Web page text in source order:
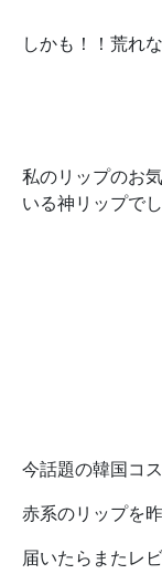
しかも！！荒れ
私のリップのお
いる神リップで
今話題の韓国コ
赤系のリップを
届いたらまたレ